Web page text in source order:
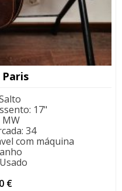
: 17"
MW
: 34
com máquina
Usado
€